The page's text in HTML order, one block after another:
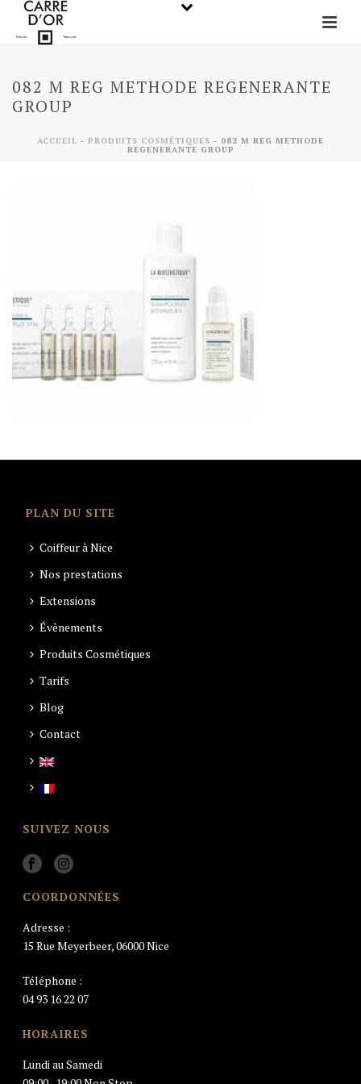
082 M REG METHODE REGENERANTE
GROUP
ACCUEIL - PRODUITS COSMÉTIQUES - 082 M REG METHODE
REGENERANTE GROUP
PLAN DU SITE
Coiffeur à Nice
Nos prestations
Extensions
Évènements
Produits Cosmétiques
Tarifs
Blog
Contact
SUIVEZ NOUS
COORDONNÉES
Adresse :
15 Rue Meyerbeer, 06000 Nice
Téléphone :
04 93 16 22 07
HORAIRES
Lundi au Samedi